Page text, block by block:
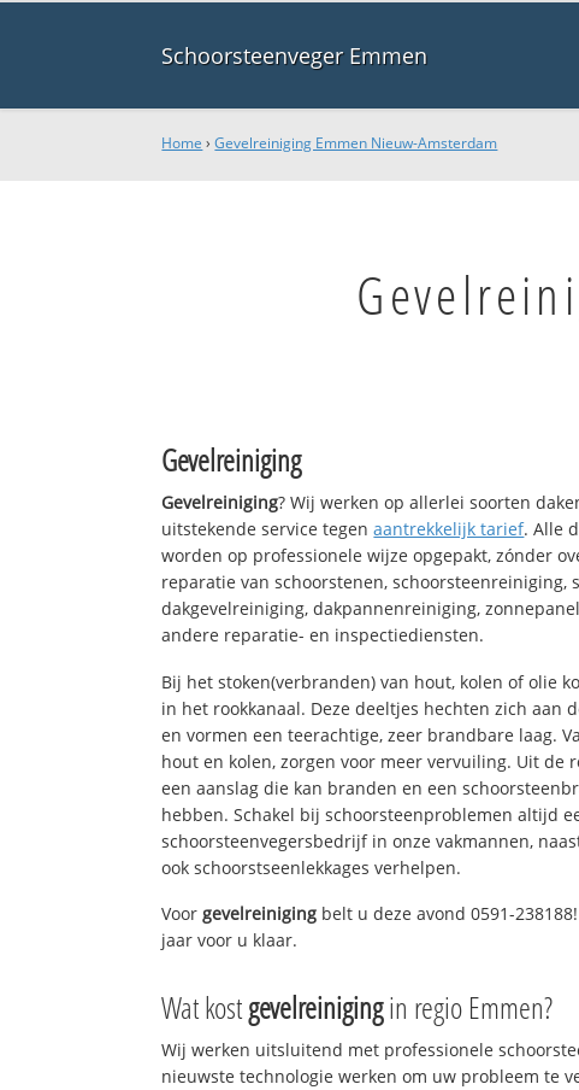
Schoorsteenveger Emmen
Home ›Gevelreiniging Emmen Nieuw-Amsterdam
Gevelreiniging
Gevelreiniging? Wij werken op allerlei soorten
uitstekende service tegenaantrekkelijk tarief. Alle
worden op professionele wijze opgepakt, zónder
reparatie van schoorstenen, schoorsteenreiniging,
dakgevelreiniging, dakpannenreiniging,
andere reparatie- en inspectiediensten.
Bij het stoken(verbranden) van hout, kolen of olie
in het rookkanaal. Deze deeltjes hechten zich aan
en vormen een teerachtige, zeer brandbare laag.
hout en kolen, zorgen voor meer vervuiling. Uit de
een aanslag die kan branden en een
hebben. Schakel bij schoorsteenproblemen altijd
schoorsteenvegersbedrijf in onze vakmannen,
ook schoorstseenlekkages verhelpen.
Voorgevelreiniging belt u deze avond 0591-
jaar voor u klaar.
Wat kostgevelreinigingin regio Emmen?
Wij werken uitsluitend met professionele
nieuwste technologie werken om uw probleem te